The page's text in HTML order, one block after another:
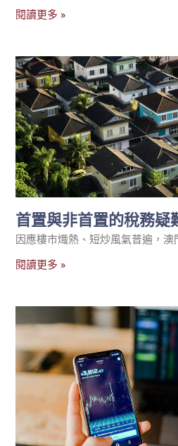
閱讀更多 »
首置與非首置的稅務疑
因應樓市熾熱、短炒風氣普遍，
閱讀更多 »